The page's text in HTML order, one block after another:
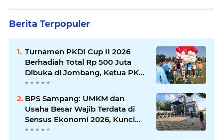
Berita Terpopuler
Turnamen PKDI Cup II 2026
Berhadiah Total Rp 500 Juta
Dibuka di Jombang, Ketua PKDI
Jatim Syaifullah Mahdi: Ajang
Komunikasi Antar-Kades untuk
Memajukan Desa
BPS Sampang: UMKM dan
Usaha Besar Wajib Terdata di
Sensus Ekonomi 2026, Kunci
Kebijakan Tepat Sasaran